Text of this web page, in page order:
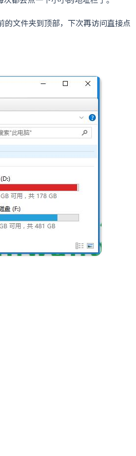
文件夹到顶部，下次再访问直接点